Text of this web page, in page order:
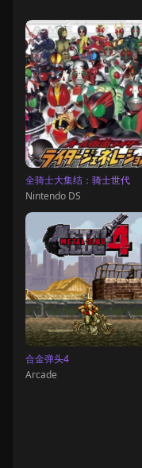
全骑士大集结：骑士世代
Nintendo DS
合金弹头4
Arcade